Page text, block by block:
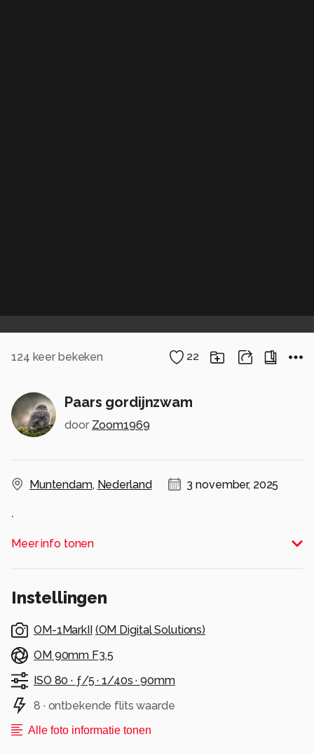
124 keer bekeken 22
Paars gordijnzwam
door Zoom1969
Muntendam, Nederland 3 november, 2025
.
Alle rechten voorbehouden
Meer info tonen
Instellingen
OM-1MarkII (OM Digital Solutions)
OM 90mm F3.5
ISO 80 · ƒ/5 ·1/40s ·90mm
8 · ontbekende flits waarde
Alle foto informatie tonen